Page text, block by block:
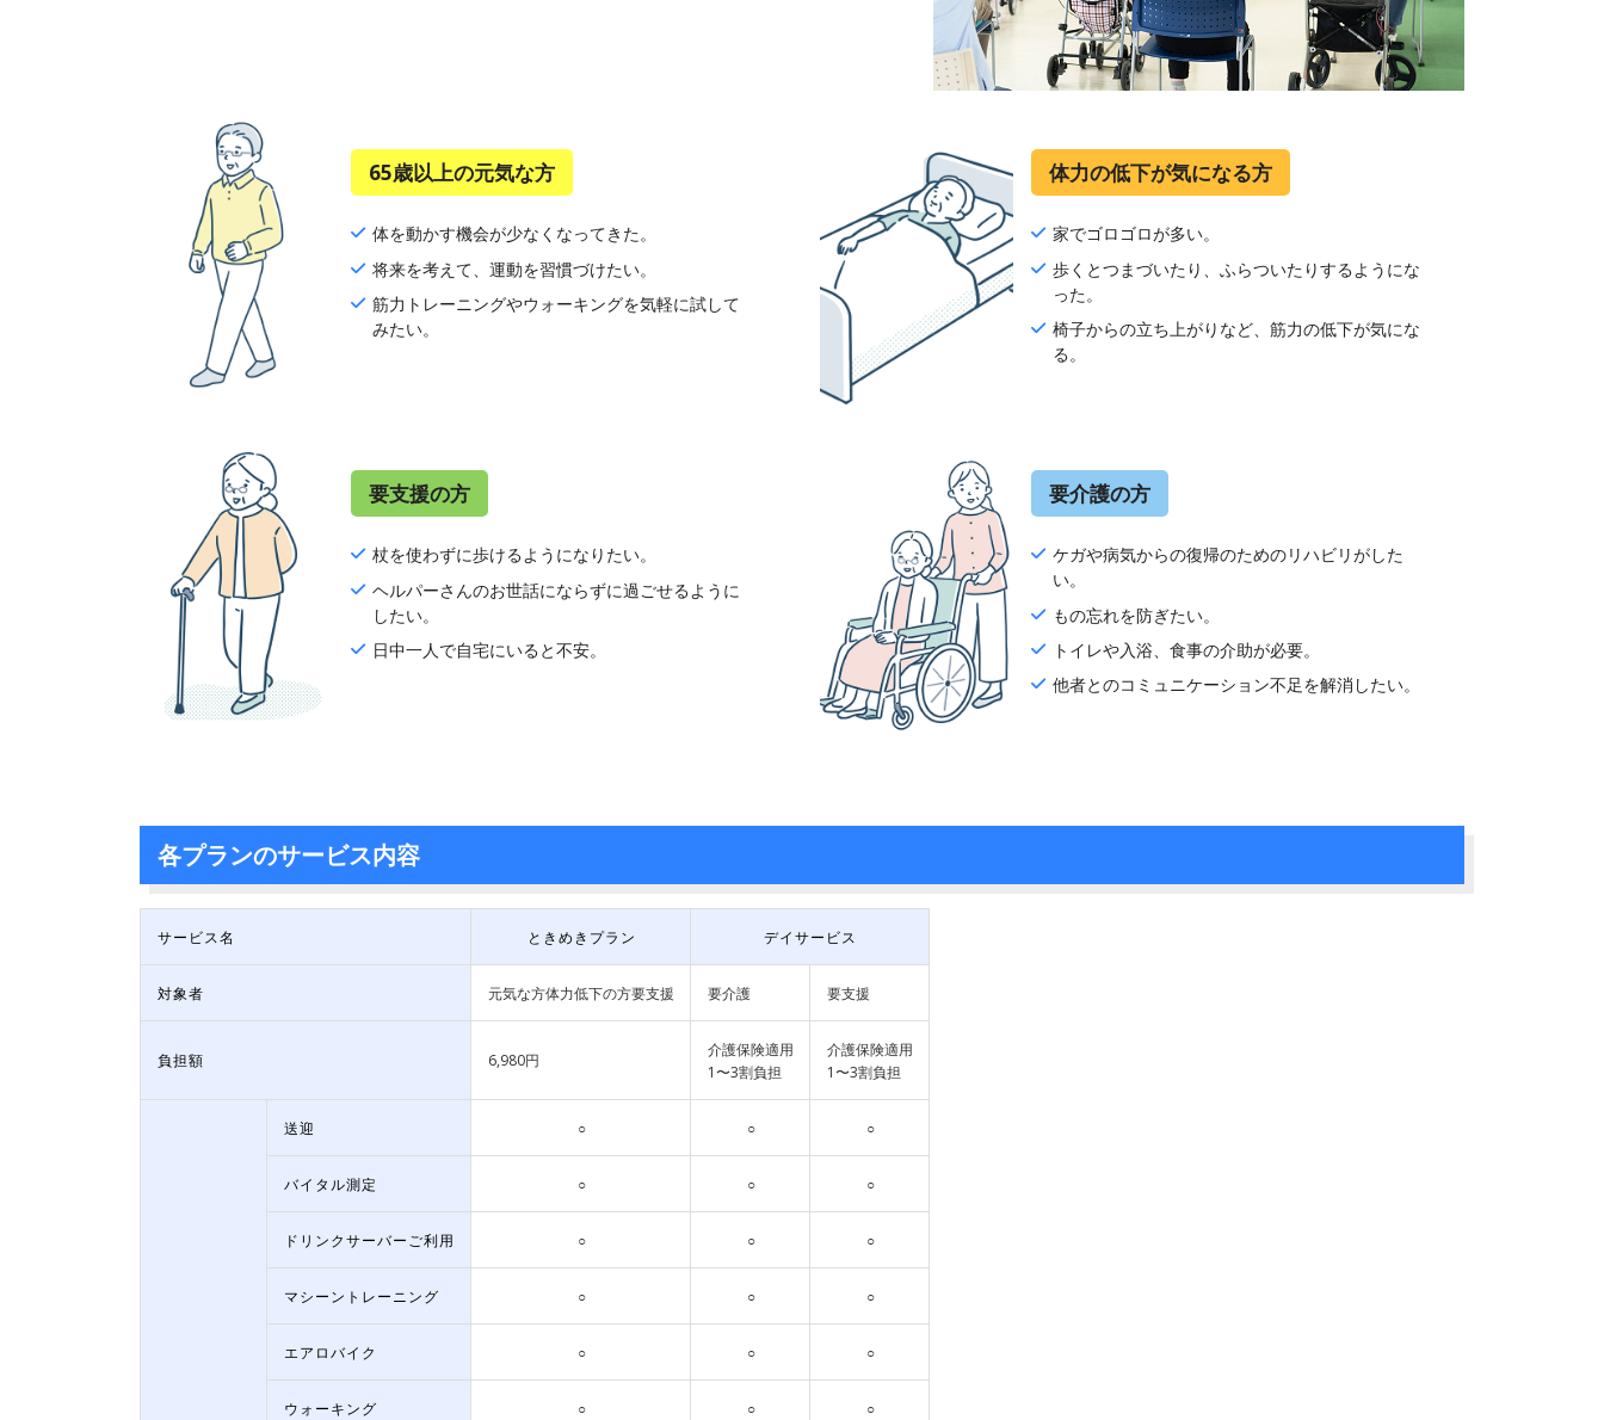
65歳以上の元気な方
体を動かす機会が少なくなってきた。
将来を考えて、運動を習慣づけたい。
筋力トレーニングやウォーキングを気軽に試して
みたい。
体力の低下が気になる方
家でゴロゴロが多い。
歩くとつまづいたり、ふらついたりするようにな
った。
椅子からの立ち上がりなど、筋力の低下が気にな
る。
要支援の方
杖を使わずに歩けるようになりたい。
ヘルパーさんのお世話にならずに過ごせるように
したい。
日中一人で自宅にいると不安。
要介護の方
ケガや病気からの復帰のためのリハビリがした
い。
もの忘れを防ぎたい。
トイレや入浴、食事の介助が必要。
他者とのコミュニケーション不足を解消したい。
各プランのサービス内容
サービス名 ときめきプラン デイサービス
対象者 元気な方体力低下の方要支援 要介護 要支援
負担額 6,980円
介護保険適用
1〜3割負担
介護保険適用
1〜3割負担
送迎 ○ ○ ○
バイタル測定 ○ ○ ○
ドリンクサーバーご利用 ○ ○ ○
マシーントレーニング ○ ○ ○
エアロバイク ○ ○ ○
ウォーキング ○ ○ ○